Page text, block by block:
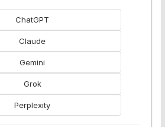
ChatGPT
Claude
Gemini
Grok
Perplexity